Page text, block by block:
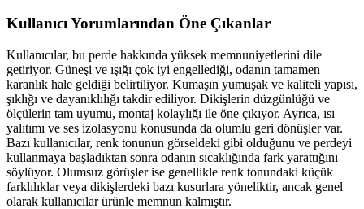
Kullanıcı Yorumlarından Öne Çıkanlar
Kullanıcılar, bu perde hakkında yüksek memnuniyetlerini dile
getiriyor. Güneşi ve ışığı çok iyi engellediği, odanın tamamen
karanlık hale geldiği belirtiliyor. Kumaşın yumuşak ve kaliteli yapısı,
şıklığı ve dayanıklılığı takdir ediliyor. Dikişlerin düzgünlüğü ve
ölçülerin tam uyumu, montaj kolaylığı ile öne çıkıyor. Ayrıca, ısı
yalıtımı ve ses izolasyonu konusunda da olumlu geri dönüşler var.
Bazı kullanıcılar, renk tonunun görseldeki gibi olduğunu ve perdeyi
kullanmaya başladıktan sonra odanın sıcaklığında fark yarattığını
söylüyor. Olumsuz görüşler ise genellikle renk tonundaki küçük
farklılıklar veya dikişlerdeki bazı kusurlara yöneliktir, ancak genel
olarak kullanıcılar ürünle memnun kalmıştır.